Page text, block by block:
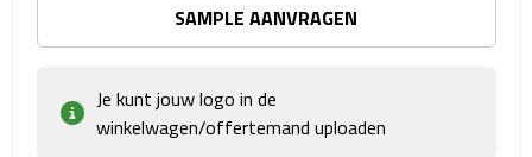
Fietstassen
Koeltassen & koelboxen
SAMPLE AANVRAGEN
Je kunt jouw logo in de
winkelwagen/offertemand uploaden